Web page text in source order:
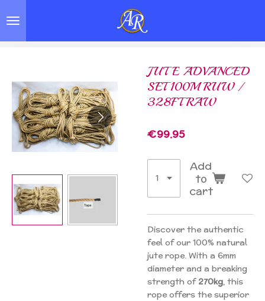
to
JUTE ADVANCED
SET 100M RUW /
328FT RAW
€99.95
Add
to
cart
Discover the authentic
feel of our 100% natural
jute rope. With a 6mm
diameter and a breaking
strength of 270kg, this
rope offers the superior